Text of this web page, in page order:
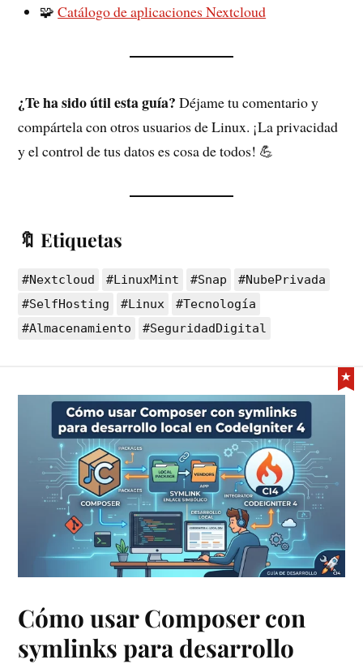
🧩Catálogo de aplicaciones Nextcloud
¿Te ha sido útil esta guía? Déjame tu comentario y
compártela con otros usuarios de Linux. ¡La privacidad
y el control de tus datos es cosa de todos! 💪
🔖 Etiquetas
#Nextcloud #LinuxMint #Snap
#NubePrivada
#SelfHosting
#Linux
#Tecnología
#Almacenamiento
#SeguridadDigital
Cómo usar Composer con
symlinks para desarrollo